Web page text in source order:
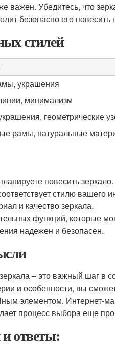
важен. Убедитесь, что
безопасно его повесить
стилей
украшения
минимализм
геометрические
рамы, натуральные
повесить зеркало.
стилю вашего
и качество зеркала.
функций, которые
надежен и безопасен.
– это важный шаг в
и особенности, вы
элементом. Интернет-
процесс выбора еще
ответы: